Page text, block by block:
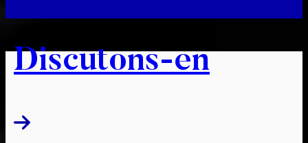
Discutons-en